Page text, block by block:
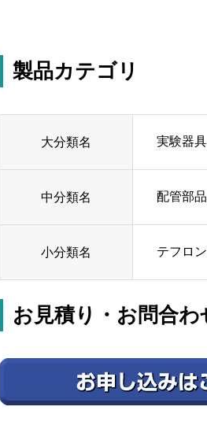
製品カテゴリ
大分類名 実験器
中分類名 配管部
小分類名 テフロ
お見積り・お問合